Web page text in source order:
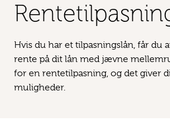
Hvis du har et tilpasningslån, får du
rente på dit lån med jævne
for en rentetilpasning, og det giver
muligheder.